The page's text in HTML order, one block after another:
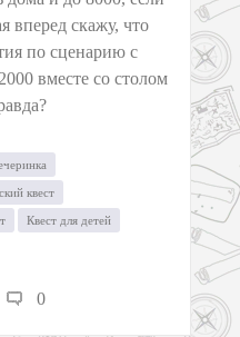
вперед скажу, что
по сценарию с
вместе со столом
квест
Квест для детей
0